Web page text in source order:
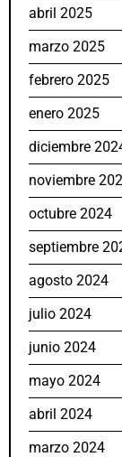
abril 2025
marzo 2025
febrero 2025
enero 2025
diciembre
noviembre
octubre 2024
septiembre
agosto 2024
julio 2024
junio 2024
mayo 2024
abril 2024
marzo 2024